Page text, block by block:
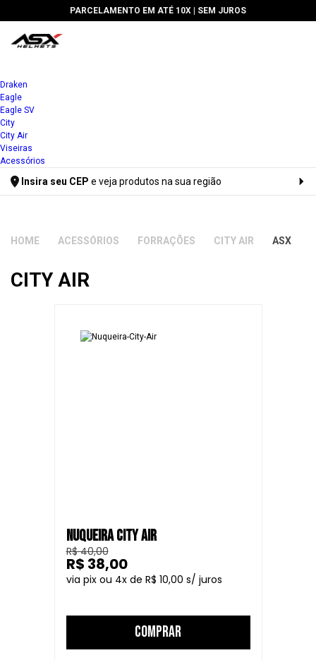
PARCELAMENTO EM ATÉ 10X | SEM JUROS
Draken
Eagle
Eagle SV
City
City Air
Viseiras
Acessórios
Insira seu CEP e veja produtos na sua região
ACESSÓRIOS FORRAÇÕES CITY AIR ASX
CITY AIR
NUQUEIRA CITY AIR
R$ 40,00
4
R$ 10,00
R$ 38,00
COMPRAR